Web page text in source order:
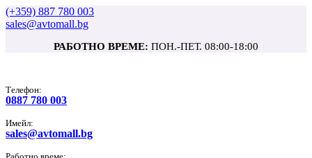
(+359) 887 780 003
sales@avtomall.bg
РАБОТНО ВРЕМЕ: ПОН.-ПЕТ. 08:00-18:00
Tелефон:
0887 780 003
Имейл:
sales@avtomall.bg